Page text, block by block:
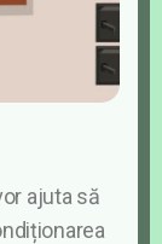
ajuta să